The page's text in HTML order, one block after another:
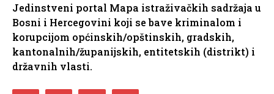
Jedinstveni portal Mapa istraživačkih sadržaja u
Bosni i Hercegovini koji se bave kriminalom i
korupcijom općinskih/opštinskih, gradskih,
kantonalnih/županijskih, entitetskih (distrikt) i
državnih vlasti.